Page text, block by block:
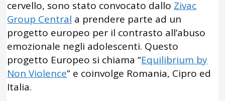
cervello, sono stato convocato dallo Zivac
Group Central a prendere parte ad un
progetto europeo per il contrasto all’abuso
emozionale negli adolescenti. Questo
progetto Europeo si chiama “Equilibrium by
Non Violence” e coinvolge Romania, Cipro ed
Italia.